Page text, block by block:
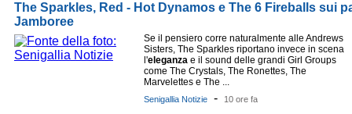
The Sparkles, Red - Hot Dynamos e The 6 Fireballs sui
Jamboree
Se il pensiero corre naturalmente alle Andrews
Sisters, The Sparkles riportano invece in scena
l'eleganza e il sound delle grandi Girl Groups
come The Crystals, The Ronettes, The
Marvelettes e The ...
Senigallia Notizie - 10 ore fa